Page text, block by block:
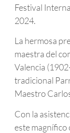
Festival
2024.
La hermosa
maestra del
Valencia
tradicional
Maestro
Con la
este magnífico